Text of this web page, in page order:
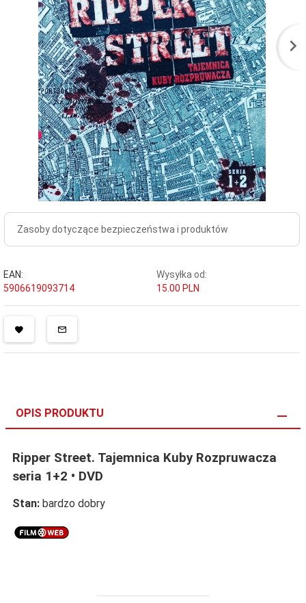
Zasoby dotyczące bezpieczeństwa i produktów
EAN:
5906619093714
Wysyłka od:
15.00 PLN
OPIS PRODUKTU
Ripper Street. Tajemnica Kuby Rozpruwacza
seria 1+2 • DVD
Stan: bardzo dobry